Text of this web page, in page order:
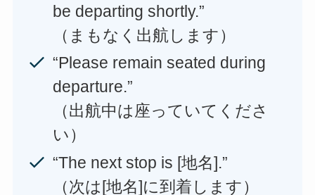
be departing shortly.”
（まもなく出航します）
“Please remain seated during
departure.”
（出航中は座っていてくださ
い）
“The next stop is [地名].”
（次は[地名]に到着します）